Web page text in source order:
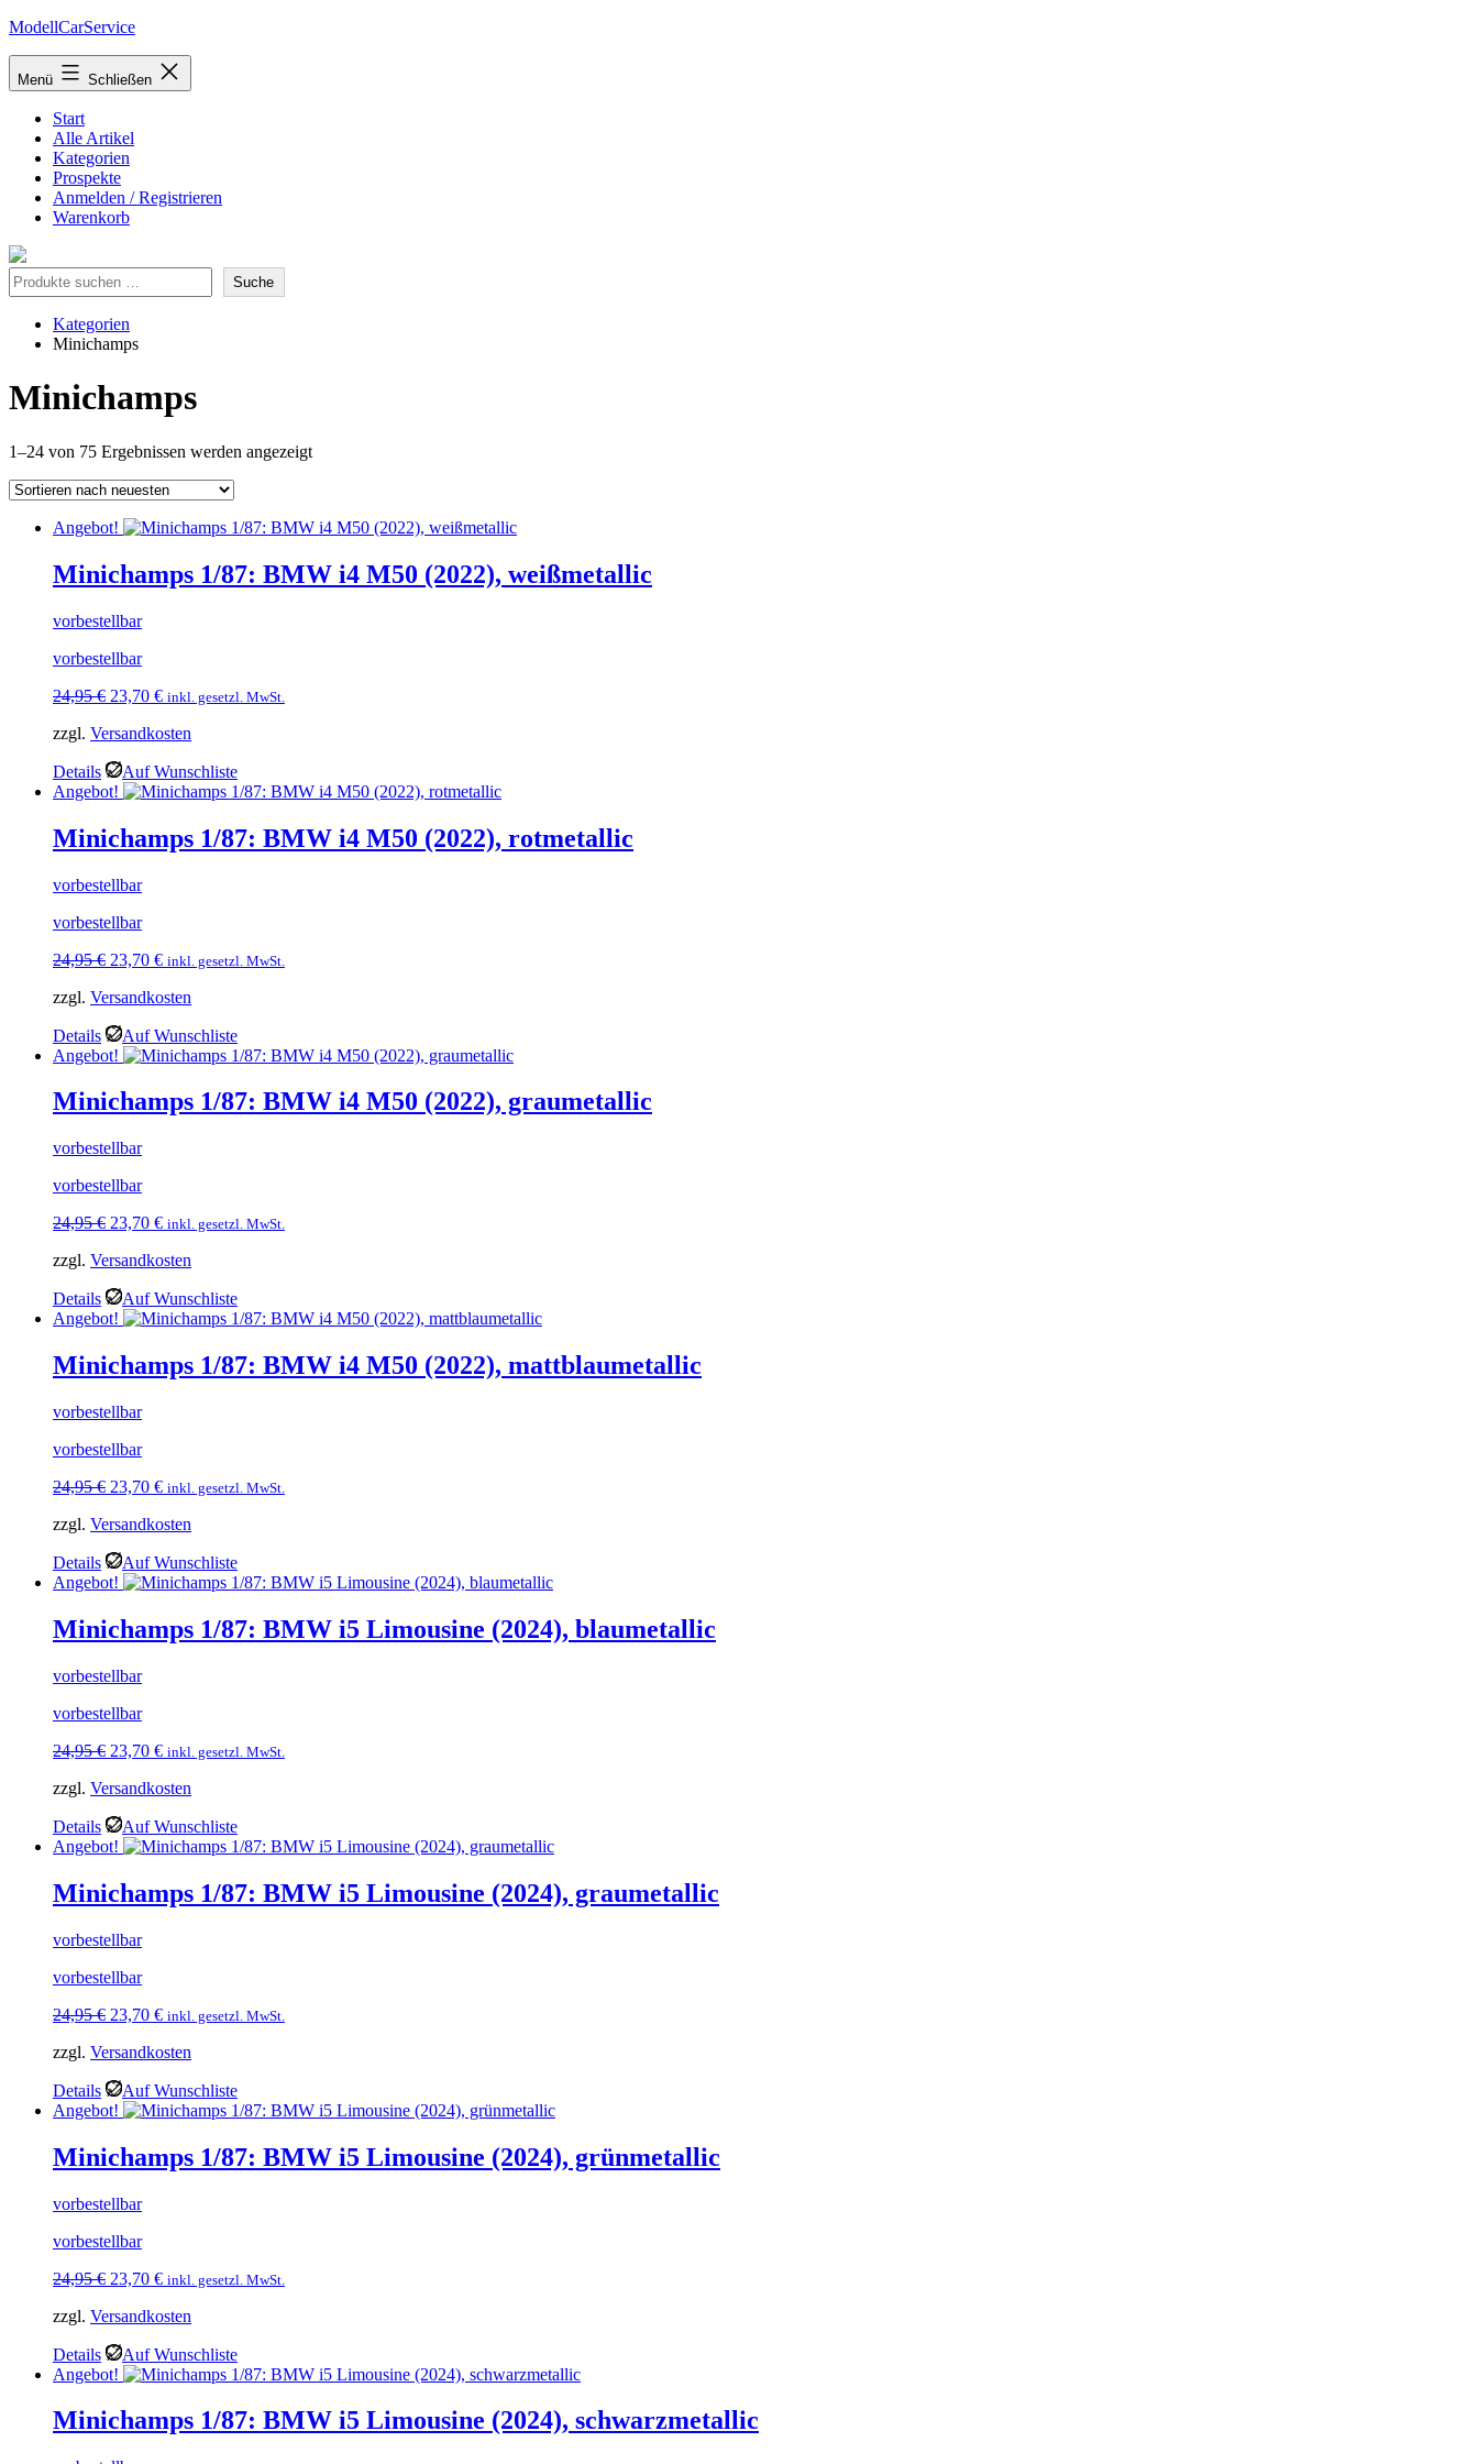
Zum
springen
ModellCarService
Menü Schließen
Start
Alle Artikel
Kategorien
Prospekte
Anmelden / Registrieren
Warenkorb
Suche Suche
Kategorien
Minichamps
Minichamps
1–24 von 75 Ergebnissen werden angezeigtNach
Angebot!
Minichamps 1/87: BMW i4 M50 (2022), weißmetallic
vorbestellbar
vorbestellbar
24,95€ Ursprünglicher
war:
23,70 €Aktueller
ist:
inkl. gesetzl. MwSt.
zzgl. Versandkosten
Details
Auf Wunschliste
Angebot!
Minichamps 1/87: BMW i4 M50 (2022), rotmetallic
vorbestellbar
vorbestellbar
24,95€ Ursprünglicher
war:
23,70 €Aktueller
ist:
inkl. gesetzl. MwSt.
zzgl. Versandkosten
Details
Auf Wunschliste
Angebot!
Minichamps 1/87: BMW i4 M50 (2022), graumetallic
vorbestellbar
vorbestellbar
24,95€ Ursprünglicher
war:
23,70 €Aktueller
ist:
inkl. gesetzl. MwSt.
zzgl. Versandkosten
Details
Auf Wunschliste
Angebot!
Minichamps 1/87: BMW i4 M50 (2022), mattblaumetallic
vorbestellbar
vorbestellbar
24,95€ Ursprünglicher
war:
23,70 €Aktueller
ist:
inkl. gesetzl. MwSt.
zzgl. Versandkosten
Details
Auf Wunschliste
Angebot!
Minichamps 1/87: BMW i5 Limousine (2024), blaumetallic
vorbestellbar
vorbestellbar
24,95€ Ursprünglicher
war:
23,70 €Aktueller
ist:
inkl. gesetzl. MwSt.
zzgl. Versandkosten
Details
Auf Wunschliste
Angebot!
Minichamps 1/87: BMW i5 Limousine (2024), graumetallic
vorbestellbar
vorbestellbar
24,95€ Ursprünglicher
war:
23,70 €Aktueller
ist:
inkl. gesetzl. MwSt.
zzgl. Versandkosten
Details
Auf Wunschliste
Angebot!
Minichamps 1/87: BMW i5 Limousine (2024), grünmetallic
vorbestellbar
vorbestellbar
24,95€ Ursprünglicher
war:
23,70 €Aktueller
ist:
inkl. gesetzl. MwSt.
zzgl. Versandkosten
Details
Auf Wunschliste
Angebot!
Minichamps 1/87: BMW i5 Limousine (2024), schwarzmetallic